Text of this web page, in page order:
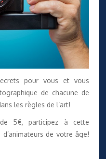
pour vous et vous
de chacune de
les règles de l’art!
5€, participez à cette
de votre âge!